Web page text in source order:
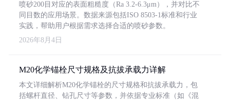
喷砂200目对应的表面粗糙度（Ra 3.2-6.3μm），并对比不
同目数的应用场景。数据来源包括ISO 8503-1标准和行业
实践，帮助用户根据需求选择合适的喷砂参数。
2026年8月4日
M20化学锚栓尺寸规格及抗拔承载力详解
本文详细解析M20化学锚栓的尺寸规格和抗拔承载力，包
括螺杆直径、钻孔尺寸等参数，并依据专业标准（如《混